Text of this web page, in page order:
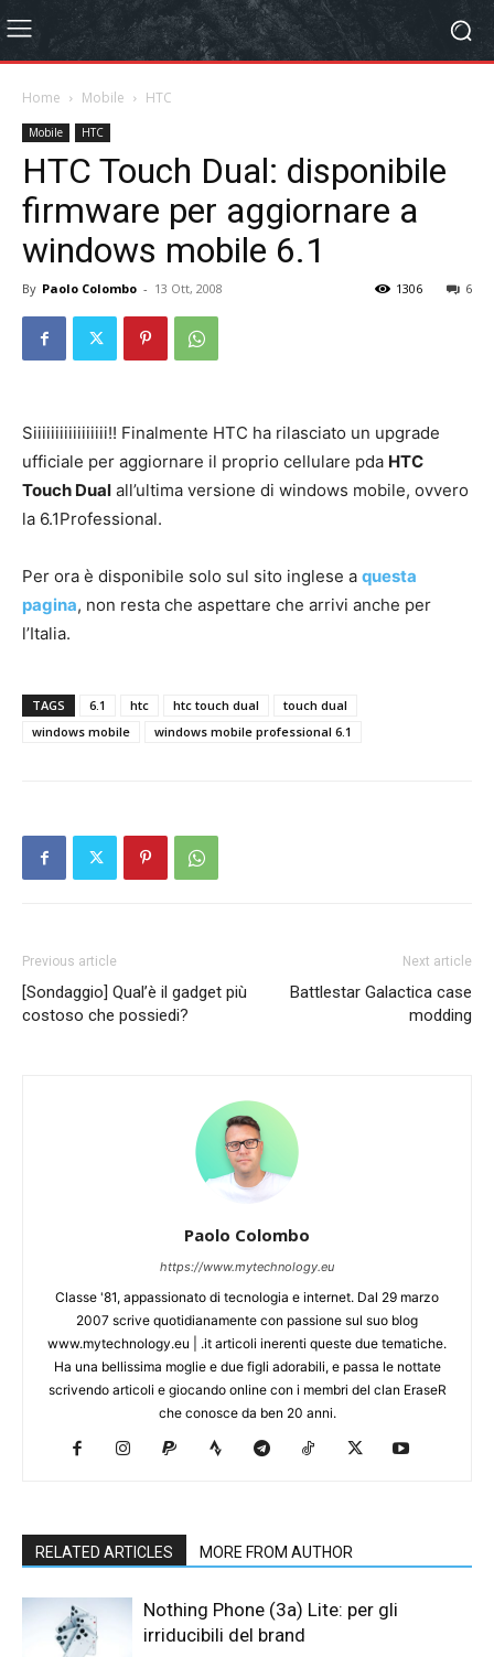
Home Mobile HTC
Mobile HTC
HTC Touch Dual: disponibile
firmware per aggiornare a
windows mobile 6.1
By Paolo Colombo - 13 Ott, 2008 6
1306
Siiiiiiiiiiiiiiiii!! Finalmente HTC ha rilasciato un upgrade
ufficiale per aggiornare il proprio cellulare pda HTC
Touch Dual all’ultima versione di windows mobile, ovvero
la 6.1Professional.
Per ora è disponibile solo sul sito inglese a questa
pagina, non resta che aspettare che arrivi anche per
l’Italia.
TAGS 6.1 htc htc touch dual
touch dual
windows mobile
windows mobile professional 6.1
Previous article
[Sondaggio] Qual’è il gadget più
costoso che possiedi?
Next article
Battlestar Galactica case
modding
Paolo Colombo
https://www.mytechnology.eu
Classe '81, appassionato di tecnologia e internet. Dal 29 marzo
2007 scrive quotidianamente con passione sul suo blog
www.mytechnology.eu | .it articoli inerenti queste due tematiche.
Ha una bellissima moglie e due figli adorabili, e passa le nottate
scrivendo articoli e giocando online con i membri del clan EraseR
che conosce da ben 20 anni.
RELATED ARTICLES MORE FROM AUTHOR
Nothing Phone (3a) Lite: per gli
irriducibili del brand